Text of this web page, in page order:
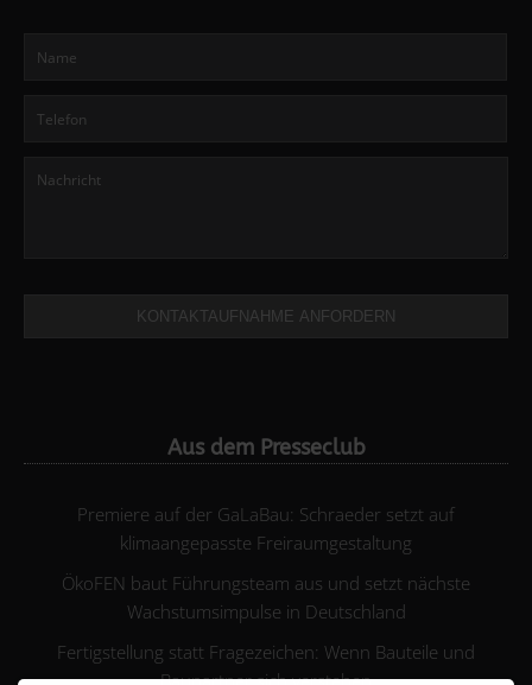
KONTAKTAUFNAHME ANFORDERN
Aus dem Presseclub
Premiere auf der GaLaBau: Schraeder setzt auf
klimaangepasste Freiraumgestaltung
ÖkoFEN baut Führungsteam aus und setzt nächste
Wachstumsimpulse in Deutschland
Fertigstellung statt Fragezeichen: Wenn Bauteile und
Baupartner sich verstehen